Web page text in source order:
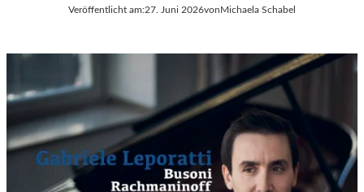
Veröffentlicht am:27. Juni 2026von Michaela Schabel